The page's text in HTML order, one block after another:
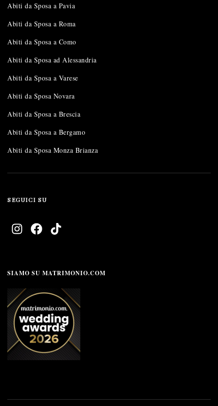
Abiti da Sposa a Pavia
Abiti da Sposa a Roma
Abiti da Sposa a Como
Abiti da Sposa ad Alessandria
Abiti da Sposa a Varese
Abiti da Sposa Novara
Abiti da Sposa a Brescia
Abiti da Sposa a Bergamo
Abiti da Sposa Monza Brianza
SEGUICI SU
SIAMO SU MATRIMONIO.COM